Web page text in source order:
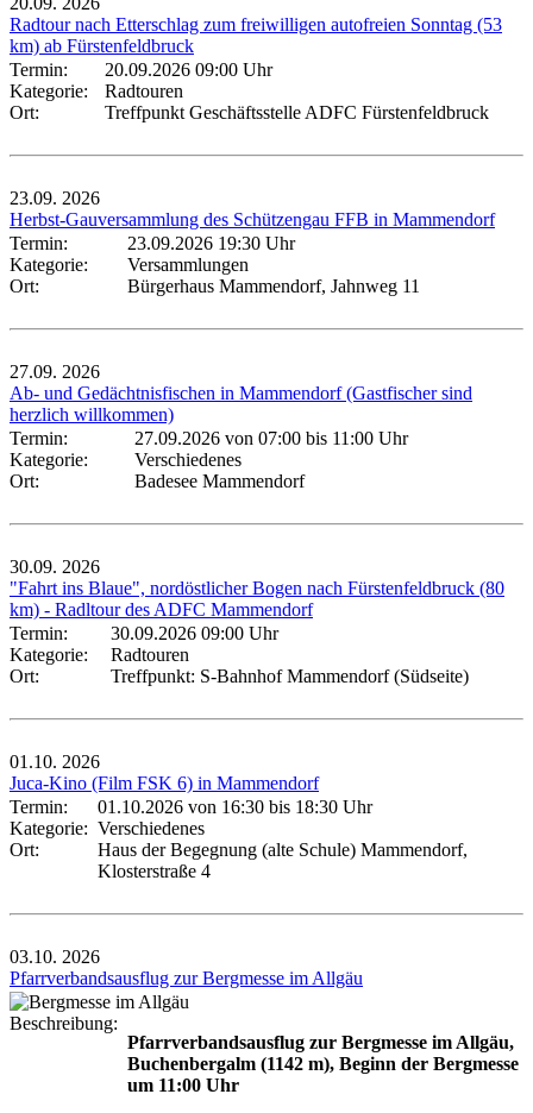
Radtour nach Etterschlag zum freiwilligen autofreien Sonntag (53
km) ab Fürstenfeldbruck
Termin:
20.09.2026 09:00 Uhr
Kategorie:
Radtouren
Ort:
Treffpunkt Geschäftsstelle ADFC Fürstenfeldbruck
23.09. 2026
Herbst-Gauversammlung des Schützengau FFB in Mammendorf
Termin:
23.09.2026 19:30 Uhr
Kategorie:
Versammlungen
Ort:
Bürgerhaus Mammendorf, Jahnweg 11
27.09. 2026
Ab- und Gedächtnisfischen in Mammendorf (Gastfischer sind
herzlich willkommen)
Termin:
27.09.2026 von 07:00 bis 11:00 Uhr
Kategorie:
Verschiedenes
Ort:
Badesee Mammendorf
30.09. 2026
"Fahrt ins Blaue", nordöstlicher Bogen nach Fürstenfeldbruck (80
km) - Radltour des ADFC Mammendorf
Termin:
30.09.2026 09:00 Uhr
Kategorie:
Radtouren
Ort:
Treffpunkt: S-Bahnhof Mammendorf (Südseite)
01.10. 2026
Juca-Kino (Film FSK 6) in Mammendorf
Termin:
01.10.2026 von 16:30 bis 18:30 Uhr
Kategorie: Verschiedenes
Ort:
Haus der Begegnung (alte Schule) Mammendorf,
Klosterstraße 4
03.10. 2026
Pfarrverbandsausflug zur Bergmesse im Allgäu
Beschreibung:
Pfarrverbandsausflug zur Bergmesse im Allgäu,
Buchenbergalm (1142 m), Beginn der Bergmesse
um 11:00 Uhr